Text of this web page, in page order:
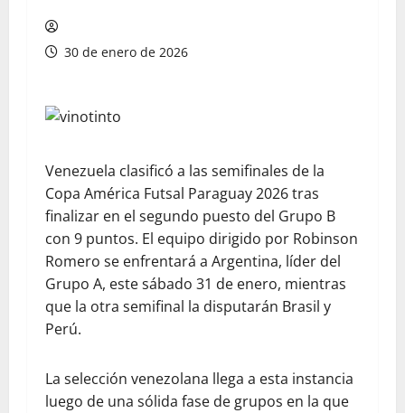
30 de enero de 2026
Venezuela clasificó a las semifinales de la
Copa América Futsal Paraguay 2026 tras
finalizar en el segundo puesto del Grupo B
con 9 puntos. El equipo dirigido por Robinson
Romero se enfrentará a Argentina, líder del
Grupo A, este sábado 31 de enero, mientras
que la otra semifinal la disputarán Brasil y
Perú.
La selección venezolana llega a esta instancia
luego de una sólida fase de grupos en la que